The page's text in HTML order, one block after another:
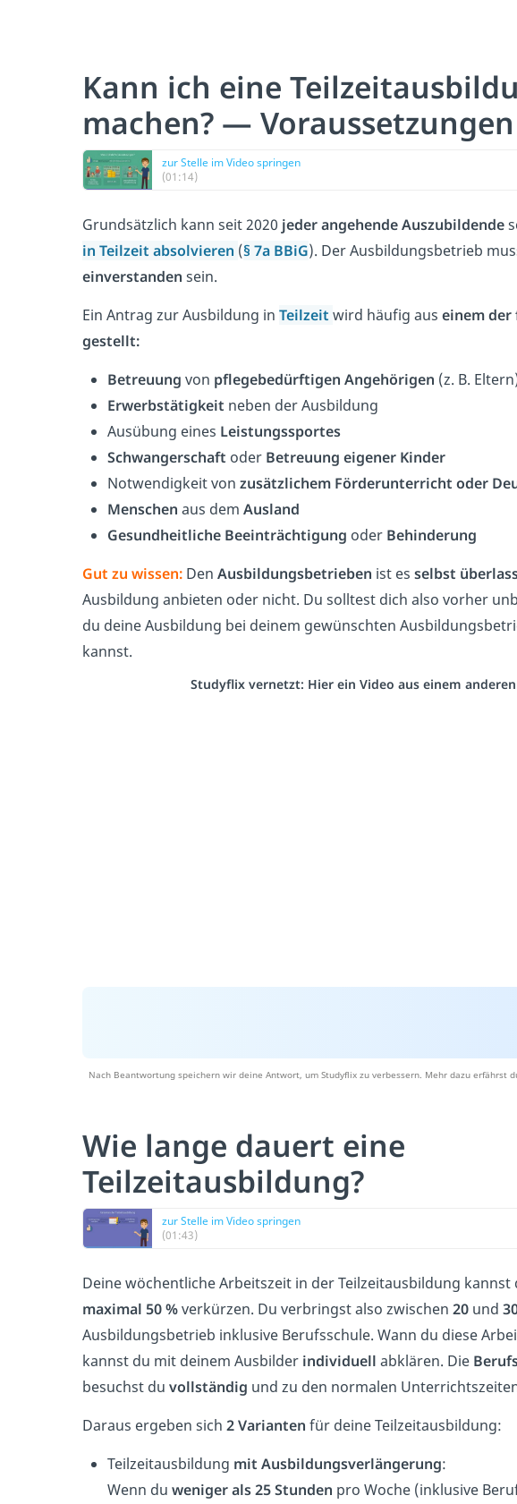
Kann ich eine
machen? — Voraussetzungen
zur Stelle im Video springen
(01:14)
Grundsätzlich kann seit 2020 jeder angehende Auszubildende
in Teilzeit absolvieren (§ 7a BBiG). Der Ausbildungsbetrieb
einverstanden sein.
Ein Antrag zur Ausbildung in Teilzeit wird häufig aus einem der
gestellt:
Betreuung von pflegebedürftigen Angehörigen (z. B.
Erwerbstätigkeit neben der Ausbildung
Ausübung eines Leistungssportes
Schwangerschaft oder Betreuung eigener Kinder
Notwendigkeit von zusätzlichem Förderunterricht oder
Menschen aus dem Ausland
Gesundheitliche Beeinträchtigung oder Behinderung
Gut zu wissen: Den Ausbildungsbetrieben ist es selbst
Ausbildung anbieten oder nicht. Du solltest dich also vorher
du deine Ausbildung bei deinem gewünschten
kannst.
Studyflix vernetzt: Hier ein Video aus einem
Nach Beantwortung speichern wir deine Antwort, um Studyflix zu verbessern. Mehr dazu erfährst
Wie lange dauert eine
Teilzeitausbildung?
zur Stelle im Video springen
(01:43)
Deine wöchentliche Arbeitszeit in der Teilzeitausbildung kannst
maximal 50 %verkürzen. Du verbringst also zwischen 20 und
Ausbildungsbetrieb inklusive Berufsschule. Wann du diese
kannst du mit deinem Ausbilder individuell abklären. Die
besuchst du vollständig und zu den normalen
Daraus ergeben sich 2 Varianten für deine Teilzeitausbildung:
Teilzeitausbildung mit Ausbildungsverlängerung:
Wenn du weniger als 25 Stunden pro Woche (inklusive